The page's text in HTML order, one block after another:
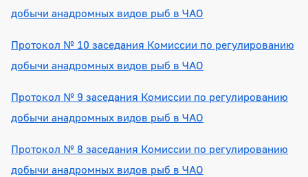
добычи анадромных видов рыб в ЧАО
Протокол № 10 заседания Комиссии по регулированию
добычи анадромных видов рыб в ЧАО
Протокол № 9 заседания Комиссии по регулированию
добычи анадромных видов рыб в ЧАО
Протокол № 8 заседания Комиссии по регулированию
добычи анадромных видов рыб в ЧАО